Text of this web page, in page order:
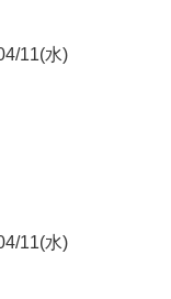
11(水)
11(水)